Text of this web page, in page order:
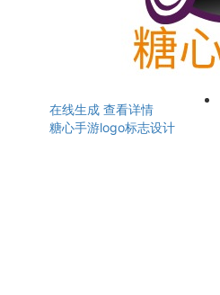
在线生成 查看详情
糖心手游logo标志设计